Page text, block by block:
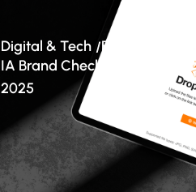
Digital & Tech Branding
IA Brand Checker : le cas
2025